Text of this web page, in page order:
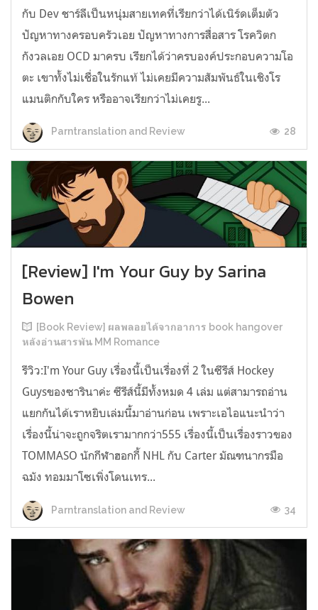
กับ Dev ชาร์ลีเป็นหนุ่มสายเทคที่เรียกว่าได้เนิร์ดเต็มตัว
ปัญหาทางครอบครัวเอย ปัญหาทางการสื่อสาร โรควิตก
กังวลเอย OCD มาครบ เรียกได้ว่าครบองค์ประกอบความโอ
ตะ เขาทั้งไม่เชื่อในรักแท้ ไม่เคยมีความสัมพันธ์ในเชิงโร
แมนติกกับใคร หรืออาจเรียกว่าไม่เคยรู...
Parntranslation and Review 28
[Review] I'm Your Guy by Sarina
Bowen
[Book Review] ผลพลอยได้จากอาการ book hangover
หลังอ่านสารพัน MM Romance
รีวิว:I'm Your Guy เรื่องนี้เป็นเรื่องที่ 2 ในซีรีส์ Hockey
Guysของซารินาค่ะ ซีรีส์นี้มีทั้งหมด 4 เล่ม แต่สามารถอ่าน
แยกกันได้เราหยิบเล่มนี้มาอ่านก่อน เพราะเอไอแนะนำว่า
เรื่องนี้น่าจะถูกจริตเรามากกว่า555 เรื่องนี้เป็นเรื่องราวของ
TOMMASO นักกีฬาฮอกกี้ NHL กับ Carter มัณฑนากรมือ
ฉมัง ทอมมาโซเพิ่งโดนเทร...
Parntranslation and Review 34